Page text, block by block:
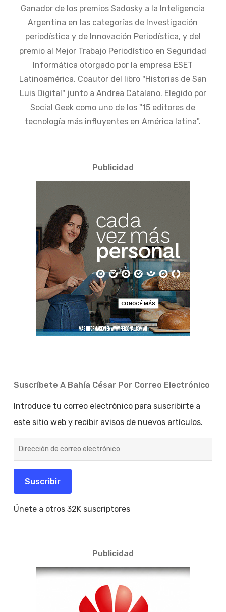
Ganador de los premios Sadosky a la Inteligencia
Argentina en las categorías de Investigación
periodística y de Innovación Periodística, y del
premio al Mejor Trabajo Periodístico en Seguridad
Informática otorgado por la empresa ESET
Latinoamérica. Coautor del libro "Historias de San
Luis Digital" junto a Andrea Catalano. Elegido por
Social Geek como uno de los "15 editores de
tecnología más influyentes en América latina".
Publicidad
Suscríbete A Bahía César Por Correo Electrónico
Introduce tu correo electrónico para suscribirte a
este sitio web y recibir avisos de nuevos artículos.
de
electrónico
Suscribir
Únete a otros 32K suscriptores
Publicidad